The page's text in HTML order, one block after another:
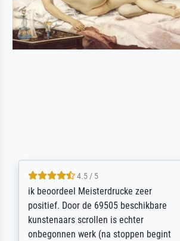
5 / 5
Die Zufriedenheit ist auch nicht dadurch
getrübt, dass das Bild entgegen einer
angegebenen Lieferanschrift (sollte
eine Überraschung für die normannische